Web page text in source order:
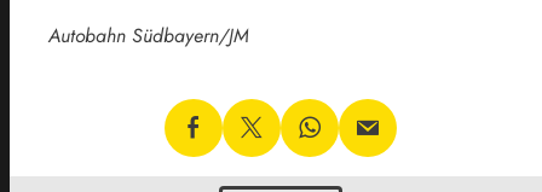
Autobahn Südbayern/JM